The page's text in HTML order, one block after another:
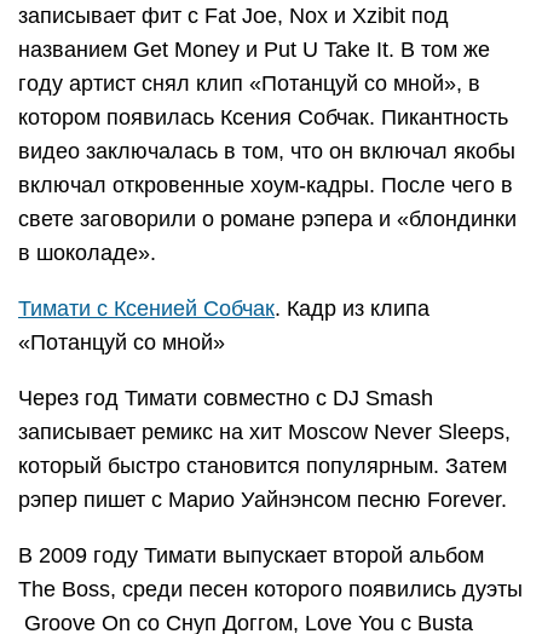
записывает фит с Fat Joe, Nox и Xzibit под
названием Get Money и Put U Take It. В том же
году артист снял клип «Потанцуй со мной», в
котором появилась Ксения Собчак. Пикантность
видео заключалась в том, что он включал якобы
включал откровенные хоум-кадры. После чего в
свете заговорили о романе рэпера и «блондинки
в шоколаде».
Тимати с Ксенией Собчак. Кадр из клипа
«Потанцуй со мной»
Через год Тимати совместно с DJ Smash
записывает ремикс на хит Moscow Never Sleeps,
который быстро становится популярным. Затем
рэпер пишет с Марио Уайнэнсом песню Forever.
В 2009 году Тимати выпускает второй альбом
The Boss, среди песен которого появились дуэты
Groove On со Снуп Доггом, Love You с Busta